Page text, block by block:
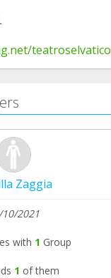
teatroselvatico
Zaggia
10/2021
with 1 Group
1 of them